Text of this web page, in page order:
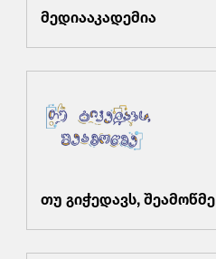
მედიააკადემია
თუ გიჭედავს, შეამოწმე